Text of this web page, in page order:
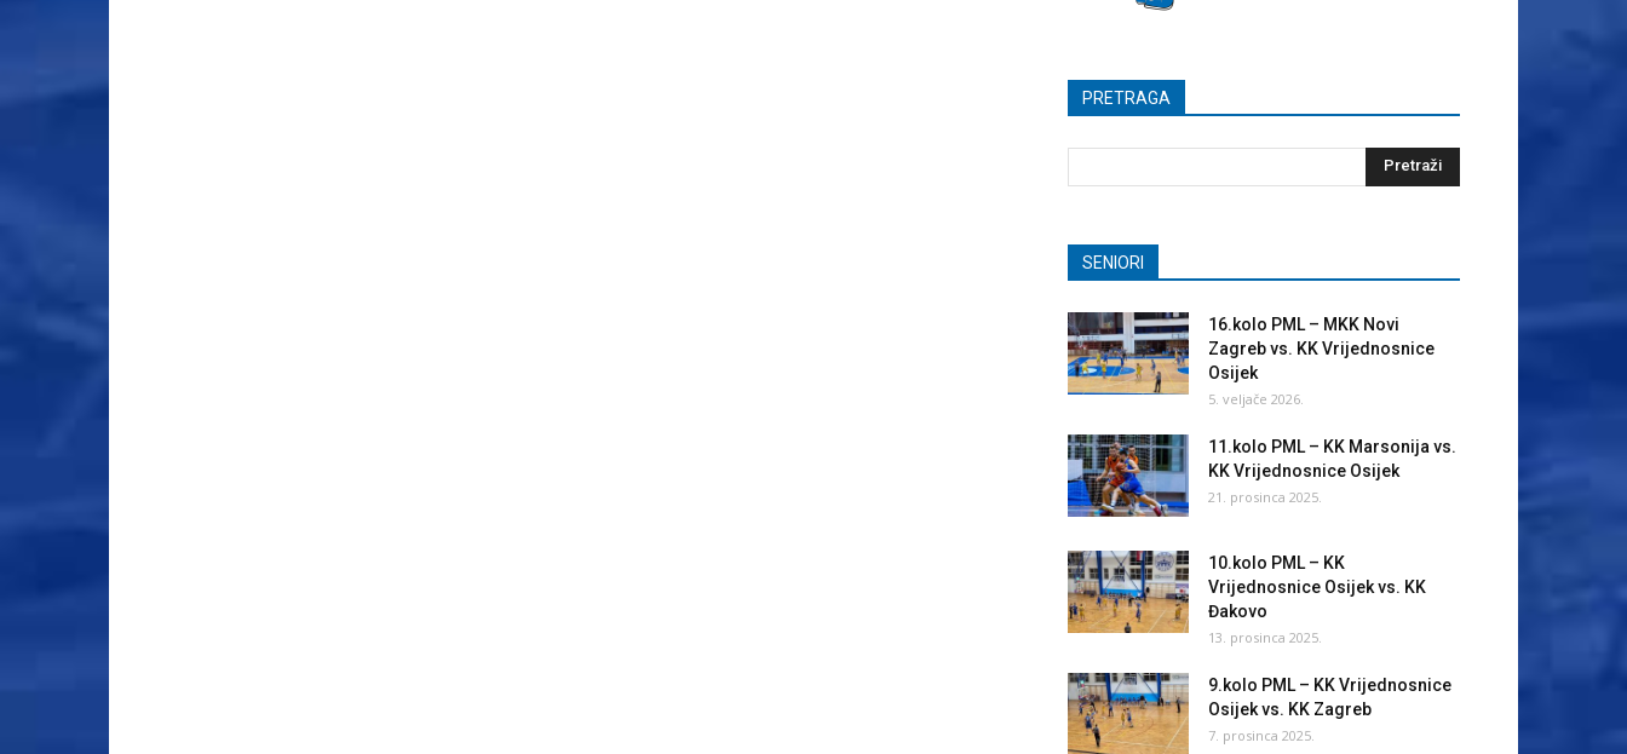
PRETRAGA
SENIORI
16.kolo PML – MKK Novi
Zagreb vs. KK Vrijednosnice
Osijek
5. veljače 2026.
11.kolo PML – KK Marsonija vs.
KK Vrijednosnice Osijek
21. prosinca 2025.
10.kolo PML – KK
Vrijednosnice Osijek vs. KK
Đakovo
13. prosinca 2025.
9.kolo PML – KK Vrijednosnice
Osijek vs. KK Zagreb
7. prosinca 2025.